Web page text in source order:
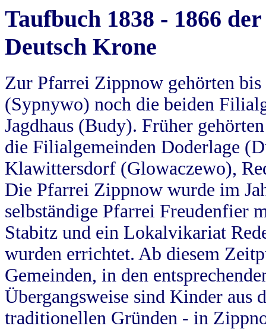
Taufbuch 1838 - 1866
Deutsch Krone
Zur Pfarrei Zippnow gehörten
(Sypnywo) noch die beiden
Jagdhaus (Budy). Früher
die Filialgemeinden Doderlage
Klawittersdorf (Glowaczewo),
Die Pfarrei Zippnow wurde im
selbständige Pfarrei Freudenfier
Stabitz und ein Lokalvikariat
wurden errichtet. Ab diesem
Gemeinden, in den
Übergangsweise sind Kinder aus
traditionellen Gründen - in